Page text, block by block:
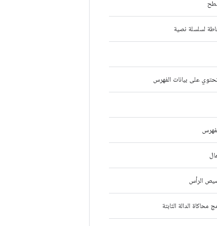
لسلسلة نصية
على بيانات الفهرس
الرأس
الدالة الثابتة